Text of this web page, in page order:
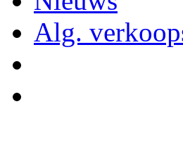
Alg.